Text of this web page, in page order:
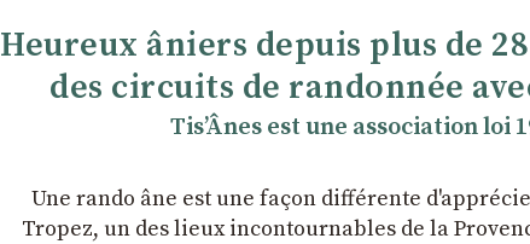
Heureux âniers depuis plus de
des circuits de randonnée
TisʼÂnes est une association loi
Une rando âne est une façon différente
Tropez, un des lieux incontournables de la